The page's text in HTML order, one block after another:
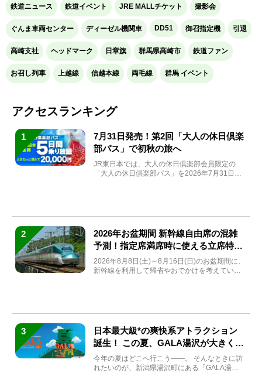
鉄道ニュース 鉄道イベント JRE MALLチケット 撮影会
ぐんま車両センター ディーゼル機関車 DD51 御召指定機 引退
高崎支社 ヘッドマーク 日章旗 群馬県高崎市 鉄道ファン
お召し列車 上越線 信越本線 両毛線 群馬 イベント
アクセスランキング
1
7月31日発売！第2回「大人の休日倶楽
部パス」で初秋の旅へ
JR東日本では、大人の休日倶楽部会員限定の
「大人の休日倶楽部パス」を2026年7月31日
2
2026年お盆期間 新幹線自由席の混雑
予測！指定席満席時に使える立席特急
券も解説
2026年8月8日(土)～8月16日(日)のお盆期間に、
新幹線を利用して帰省やおでかけを考えている
3
日本最大級*の爽快系アトラクション
誕生！ この夏、GALA湯沢が大きく生
まれ変わる
今年の夏はどこへ行こう――。 そんなときに訪
れたいのが、新潟県湯沢町にある「GALA湯